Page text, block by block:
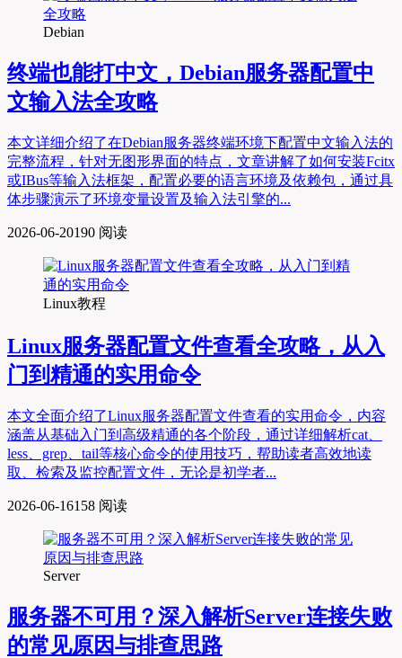
Debian
终端也能打中文，Debian服务器配置中
文输入法全攻略
本文详细介绍了在Debian服务器终端环境下配置中文输入法的
完整流程，针对无图形界面的特点，文章讲解了如何安装Fcitx
或IBus等输入法框架，配置必要的语言环境及依赖包，通过具
体步骤演示了环境变量设置及输入法引擎的...
2026-06-20190 阅读
Linux教程
Linux服务器配置文件查看全攻略，从入
门到精通的实用命令
本文全面介绍了Linux服务器配置文件查看的实用命令，内容
涵盖从基础入门到高级精通的各个阶段，通过详细解析cat、
less、grep、tail等核心命令的使用技巧，帮助读者高效地读
取、检索及监控配置文件，无论是初学者...
2026-06-16158 阅读
Server
服务器不可用？深入解析Server连接失败
的常见原因与排查思路